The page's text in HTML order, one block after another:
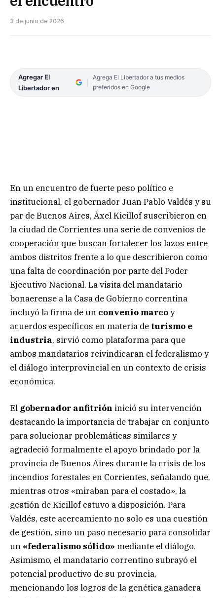
3 de junio de 2026
Agregar El
Libertador en
Agrega El Libertador a tus medios
preferidos en Google
En un encuentro de fuerte peso político e
institucional, el gobernador Juan Pablo Valdés y su
par de Buenos Aires, Áxel Kicillof suscribieron en
la ciudad de Corrientes una serie de convenios de
cooperación que buscan fortalecer los lazos entre
ambos distritos frente a lo que describieron como
una falta de coordinación por parte del Poder
Ejecutivo Nacional. La visita del mandatario
bonaerense a la Casa de Gobierno correntina
incluyó la firma de un convenio marcoy
acuerdos específicos en materia de turismo e
industria, sirvió como plataforma para que
ambos mandatarios reivindicaran el federalismo y
el diálogo interprovincial en un contexto de crisis
económica.
El gobernador anfitrión inició su intervención
destacando la importancia de trabajar en conjunto
para solucionar problemáticas similares y
agradeció formalmente el apoyo brindado por la
provincia de Buenos Aires durante la crisis de los
incendios forestales en Corrientes, señalando que,
mientras otros «miraban para el costado», la
gestión de Kicillof estuvo a disposición. Para
Valdés, este acercamiento no solo es una cuestión
de gestión, sino un paso necesario para consolidar
un «federalismo sólido» mediante el diálogo.
Asimismo, el mandatario correntino subrayó el
potencial productivo de su provincia,
mencionando los logros de la genética ganadera